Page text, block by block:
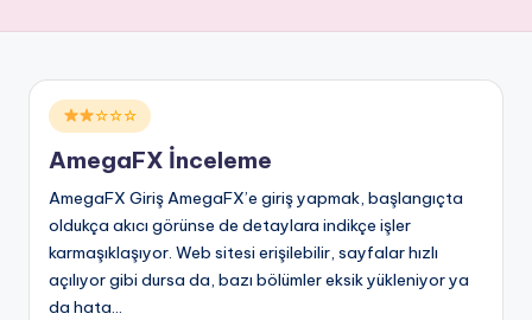
Posted
in
☆☆☆
AmegaFX İnceleme
AmegaFX Giriş AmegaFX’e giriş yapmak, başlangıçta
oldukça akıcı görünse de detaylara indikçe işler
karmaşıklaşıyor. Web sitesi erişilebilir, sayfalar hızlı
açılıyor gibi dursa da, bazı bölümler eksik yükleniyor ya
da hata…